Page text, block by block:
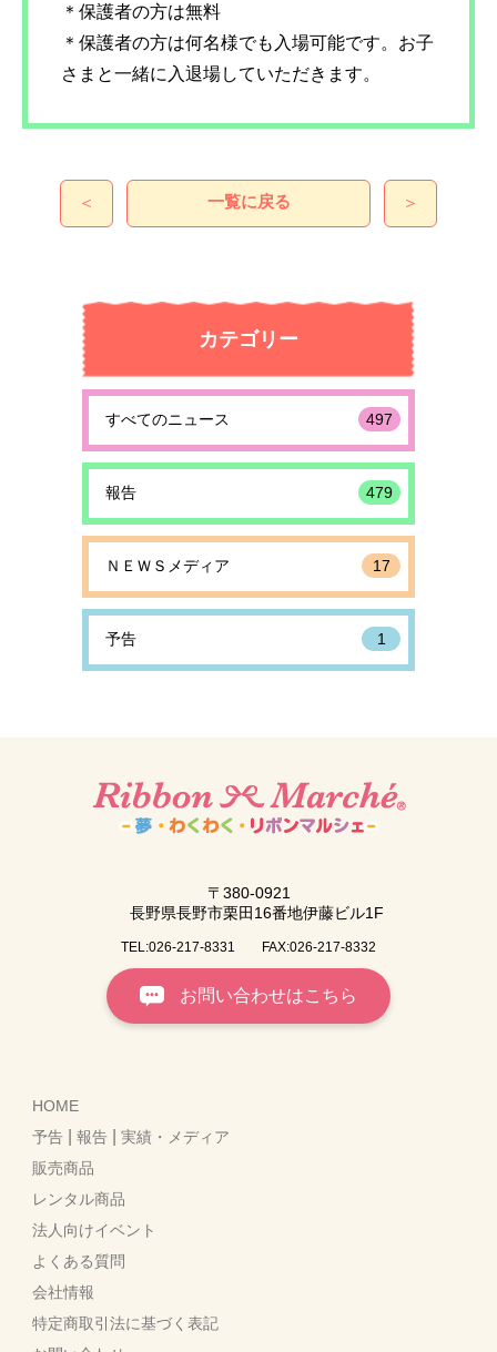
＊保護者の方は無料
＊保護者の方は何名様でも入場可能です。お子
さまと一緒に入退場していただきます。
＜ 一覧に戻る ＞
カテゴリー
すべてのニュース 497
報告 479
ＮＥＷＳメディア 17
予告 1
〒380-0921
長野県長野市栗田16番地伊藤ビル1F
TEL:026-217-8331 FAX:026-217-8332
お問い合わせはこちら
HOME
予告 |報告 |実績・メディア
販売商品
レンタル商品
法人向けイベント
よくある質問
会社情報
特定商取引法に基づく表記